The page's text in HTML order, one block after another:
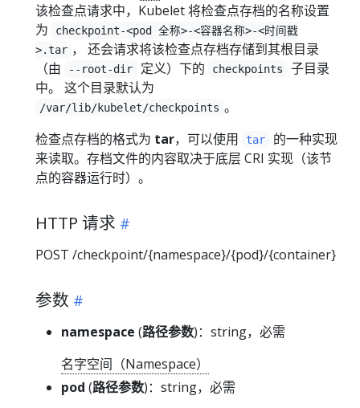
该检查点请求中，Kubelet 将检查点存档的名称设置
为
checkpoint-<pod 全称>-<容器名称>-<时间戳
>.tar ， 还会请求将该检查点存档存储到其根目录
（由
--root-dir 定义）下的 checkpoints
子目录
中。 这个目录默认为
/var/lib/kubelet/checkpoints 。
检查点存档的格式为 tar，可以使用 tar
的一种实现
来读取。存档文件的内容取决于底层 CRI 实现（该节
点的容器运行时）。
HTTP 请求
POST /checkpoint/{namespace}/{pod}/{container}
参数
namespace (路径参数)：string，必需
名字空间（Namespace）
pod (路径参数)：string，必需